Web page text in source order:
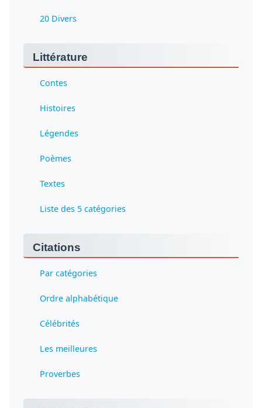
20 Divers
Littérature
Contes
Histoires
Légendes
Poèmes
Textes
Liste des 5 catégories
Citations
Par catégories
Ordre alphabétique
Célébrités
Les meilleures
Proverbes